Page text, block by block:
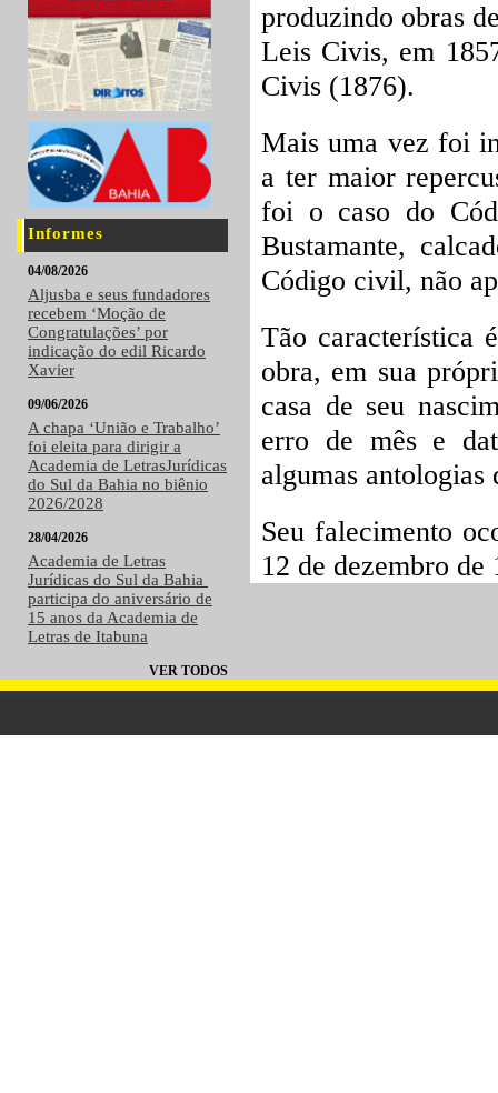
Informes
04/08/2026
Aljusba e seus fundadores
recebem ‘Moção de
Congratulações’ por
indicação do edil Ricardo
Xavier
09/06/2026
A chapa ‘União e Trabalho’
foi eleita para dirigir a
Academia de LetrasJurídicas
do Sul da Bahia no biênio
2026/2028
28/04/2026
Academia de Letras
Jurídicas do Sul da Bahia
participa do aniversário de
15 anos da Academia de
Letras de Itabuna
VER TODOS
produzindo obras
Leis Civis, em
Civis (1876).
Mais uma vez foi
a ter maior
foi o caso do
Bustamante,
Código civil, não
Tão característica
obra, em sua
casa de seu
erro de mês e
algumas antologias
Seu falecimento
12 de dezembro de